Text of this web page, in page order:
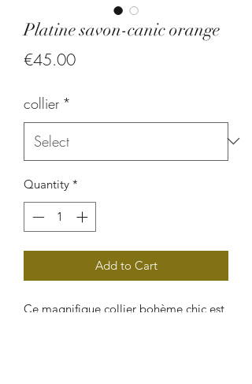
Platine savon-canic orange
€45.00Price
collier *
Quantity *
Add to Cart
Ce magnifique collier bohème chic est